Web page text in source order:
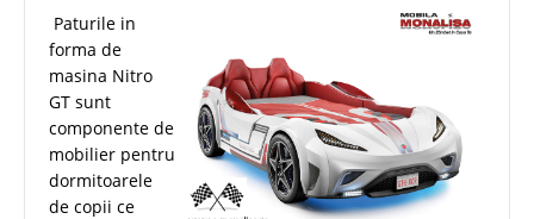
Paturile in
forma de
masina Nitro
GT sunt
componente de
mobilier pentru
dormitoarele
de copii ce